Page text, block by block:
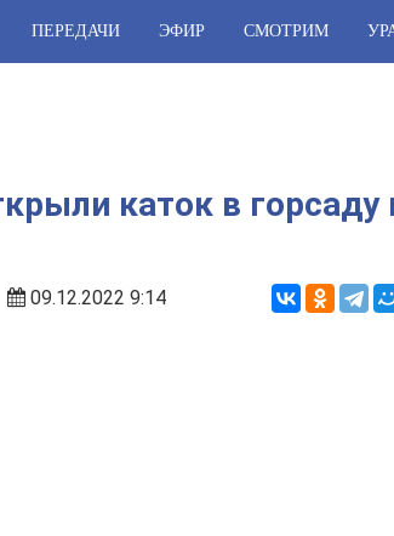
ПЕРЕДАЧИ ЭФИР СМОТРИМ
каток в горсаду
09.12.2022 9:14